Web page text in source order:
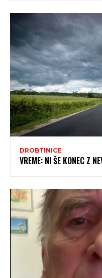
DROBTINICE
VREME: NI ŠE KONEC Z